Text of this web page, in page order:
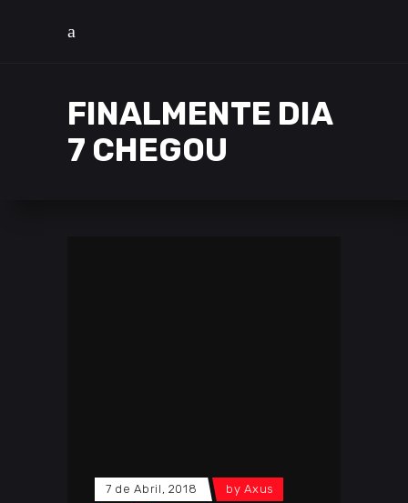
FINALMENTE DIA
7 CHEGOU
7 de Abril, 2018 byAxus